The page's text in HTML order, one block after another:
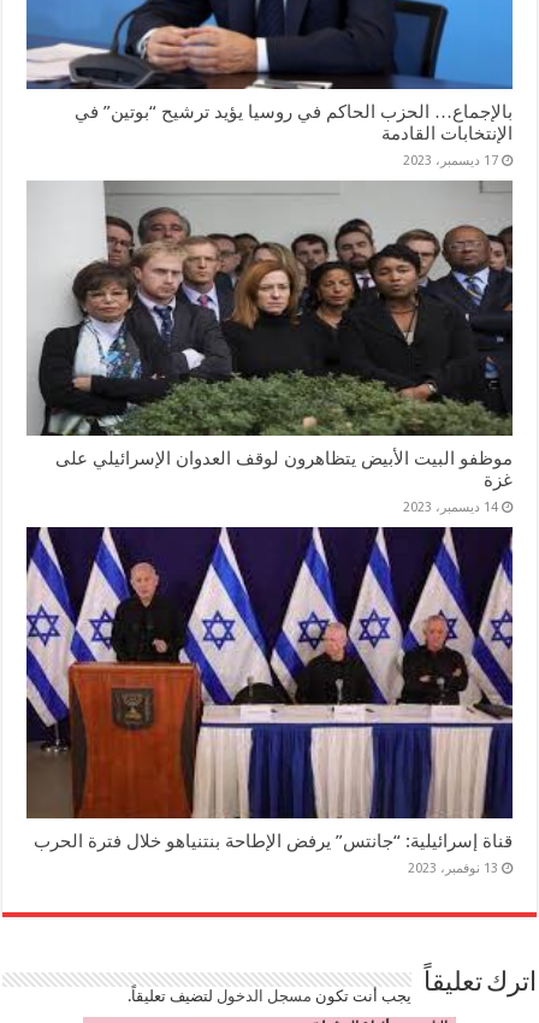
بالإجماع… الحزب الحاكم في روسيا يؤيد ترشيح “بوتين” في
الإنتخابات القادمة
17 ديسمبر، 2023
موظفو البيت الأبيض يتظاهرون لوقف العدوان الإسرائيلي على
غزة
14 ديسمبر، 2023
قناة إسرائيلية: “جانتس” يرفض الإطاحة بنتنياهو خلال فترة الحرب
13 نوفمبر، 2023
اترك تعليقاً يجب أنت تكون مسجل الدخوللتضيف تعليقاً.